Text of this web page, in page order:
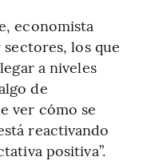
economista
los que
a niveles
de
ver cómo se
reactivando
positiva”.